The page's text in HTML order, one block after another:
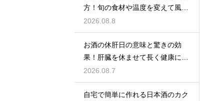
方！旬の食材や温度を変えて風情
を楽しむ
2026.08.8
お酒の休肝日の意味と驚きの効
果！肝臓を休ませて長く健康に楽
しむ
2026.08.7
自宅で簡単に作れる日本酒のカク